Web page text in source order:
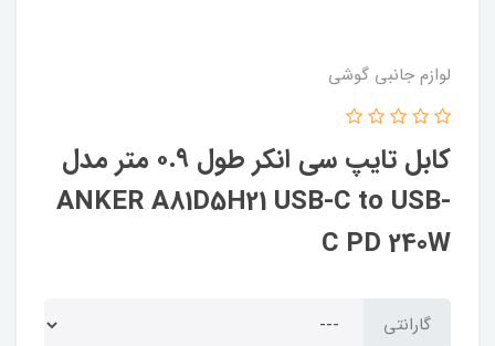
لوازم جانبی گوشی
کابل تایپ سی انکر طول ۰.۹ متر مدل
ANKER A81D5H21 USB-C to USB-
C PD 240W
گارانتی